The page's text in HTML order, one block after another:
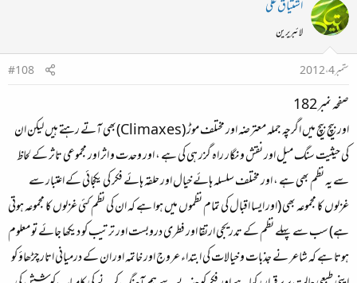
اشتیاق علی
لائبریرین
ستمبر 4، 2012
#108
صفحہ نمبر 182
اور بیچ بیچ میں اگرچہ جملہ معترضہ اور مختلف موڑ (Climaxes)بھی آتے رہتے ہیں لیکن ان
کی حیثیت سنگ میل اور نقش و نگار راہ گزر ہی کی ہے ، اور وحدت و اثر اور مجموعی تاثر کے لحاظ
سے یہ نظم بھی ہے ، اور مختلف سلسلہ ہائے خیال اور حلقہ ہائے فکر کی یکجائی کے اعتبار سے
غزلوں کا مجموعہ بھی (اور ایسا اقبال کی تمام نظموں میں ہوا ہے کہ ان کی نظم کئی غزلوں کا مجموعہ ہوتی
ہے) سب سے پہلے نظم کے تدریجی ارتقا اور فطری دروبست اور ترتیب کو دیکھا جائے تو معلوم
ہوتا ہے کہ شاعر نے جذبات و خیالات کی ابتداء عروج اور خاتمہ اور ان کے درمیانی اتار چڑھاؤ کو